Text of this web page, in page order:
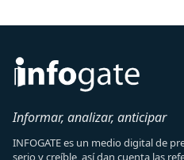
Informar, analizar, anticipar
INFOGATE es un medio digital de
serio y creíble, así dan cuenta las